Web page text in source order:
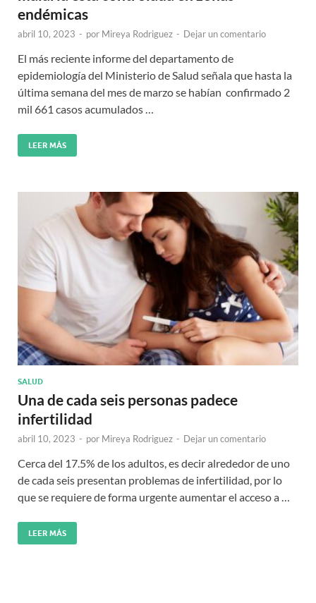
endémicas
abril 10, 2023 - por Mireya Rodriguez - Dejar un comentario
El más reciente informe del departamento de
epidemiología del Ministerio de Salud señala que hasta la
última semana del mes de marzo se habían confirmado 2
mil 661 casos acumulados …
LEER MÁS
SALUD
Una de cada seis personas padece
infertilidad
abril 10, 2023 - por Mireya Rodriguez - Dejar un comentario
Cerca del 17.5% de los adultos, es decir alrededor de uno
de cada seis presentan problemas de infertilidad, por lo
que se requiere de forma urgente aumentar el acceso a …
LEER MÁS